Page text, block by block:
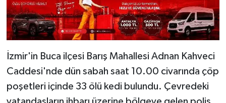
İzmir'in Buca ilçesi Barış Mahallesi Adnan Kahveci
Caddesi'nde dün sabah saat 10.00 civarında çöp
poşetleri içinde 33 ölü kedi bulundu. Çevredeki